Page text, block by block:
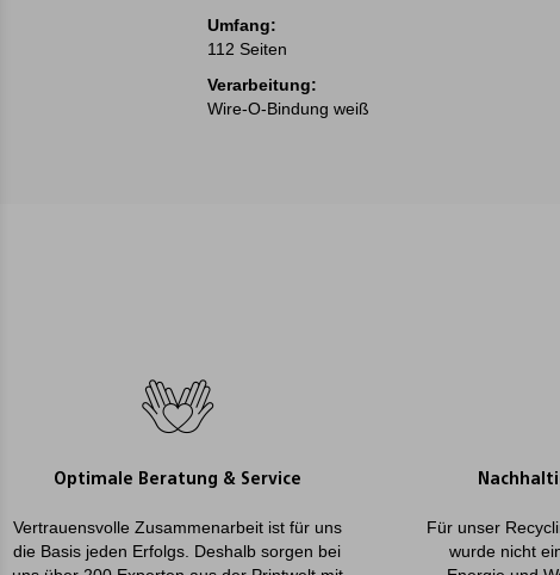
Umfang:
112 Seiten
Verarbeitung:
Wire-O-Bindung weiß
Optimale Beratung & Service
Vertrauensvolle Zusammenarbeit ist für uns
die Basis jeden Erfolgs. Deshalb sorgen bei
Für unser
wurde nicht